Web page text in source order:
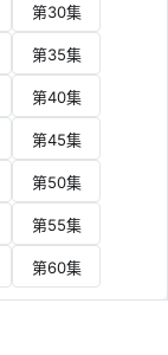
第30集
第35集
第40集
第45集
第50集
第55集
第60集